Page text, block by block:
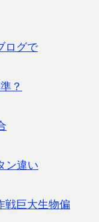
ログで
？
ン違い
戦巨大生物偏